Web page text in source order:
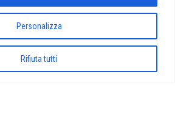
Personalizza
Rifiuta tutti
WordPress